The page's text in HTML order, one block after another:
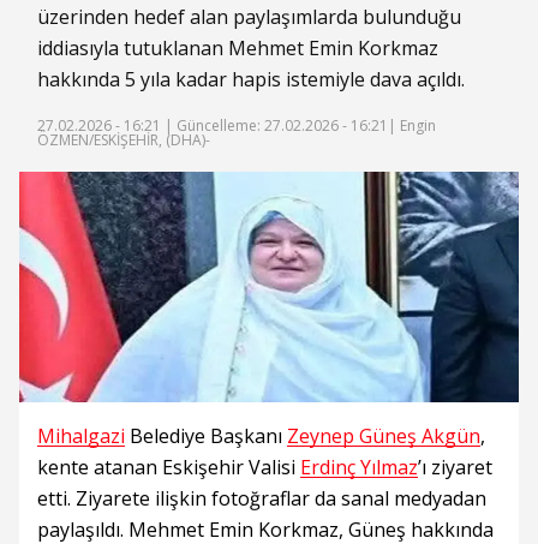
üzerinden hedef alan paylaşımlarda bulunduğu
iddiasıyla tutuklanan Mehmet Emin Korkmaz
hakkında 5 yıla kadar hapis istemiyle dava açıldı.
27.02.2026 - 16:21 | Güncelleme: 27.02.2026 - 16:21 | Engin
ÖZMEN/ESKİŞEHİR, (DHA)-
Mihalgazi Belediye Başkanı Zeynep Güneş Akgün,
kente atanan Eskişehir Valisi Erdinç Yılmaz’ı ziyaret
etti. Ziyarete ilişkin fotoğraflar da sanal medyadan
paylaşıldı. Mehmet Emin Korkmaz, Güneş hakkında